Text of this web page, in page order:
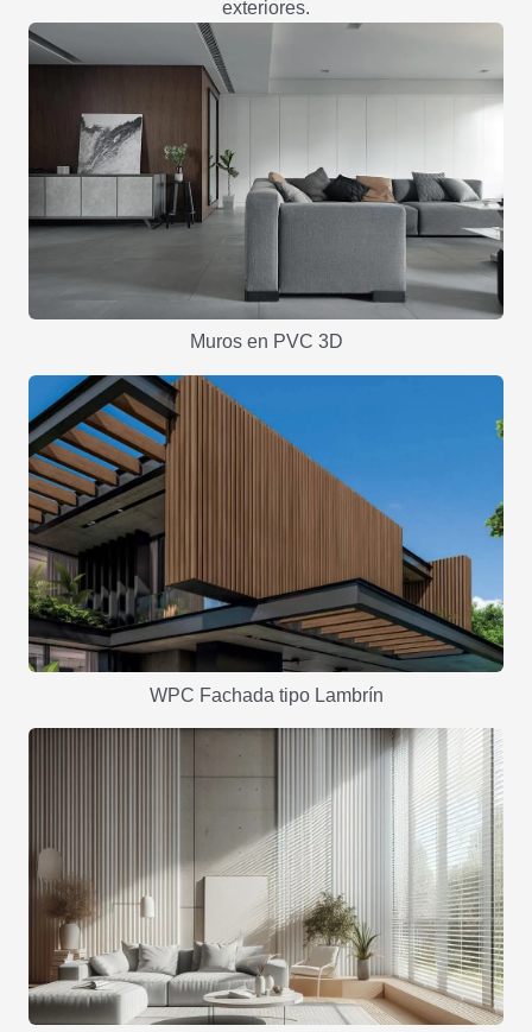
exteriores.
Muros en PVC 3D
WPC Fachada tipo Lambrín